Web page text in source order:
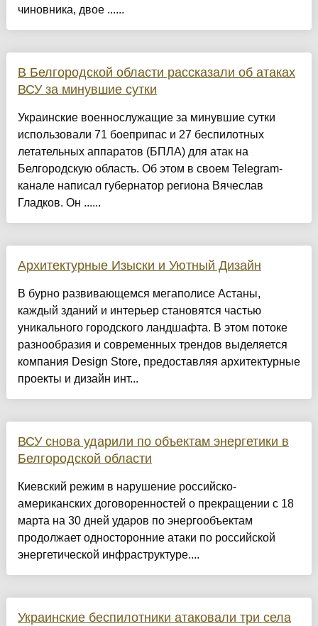
чиновника, двое ......
В Белгородской области рассказали об атаках
ВСУ за минувшие сутки
Украинские военнослужащие за минувшие сутки
использовали 71 боеприпас и 27 беспилотных
летательных аппаратов (БПЛА) для атак на
Белгородскую область. Об этом в своем Telegram-
канале написал губернатор региона Вячеслав
Гладков. Он ......
Архитектурные Изыски и Уютный Дизайн
​В бурно развивающемся мегаполисе Астаны,
каждый зданий и интерьер становятся частью
уникального городского ландшафта. В этом потоке
разнообразия и современных трендов выделяется
компания Design Store, предоставляя архитектурные
проекты и дизайн инт...
ВСУ снова ударили по объектам энергетики в
Белгородской области
Киевский режим в нарушение российско-
американских договоренностей о прекращении с 18
марта на 30 дней ударов по энергообъектам
продолжает односторонние атаки по российской
энергетической инфраструктуре....
Украинские беспилотники атаковали три села